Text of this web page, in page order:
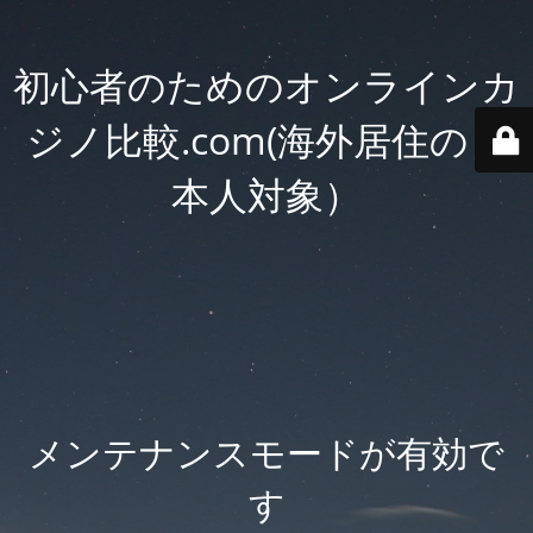
初心者のためのオンラインカ
ジノ比較.com(海外居住の日
本人対象）
メンテナンスモードが有効で
す